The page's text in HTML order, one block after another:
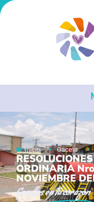
Inicio Gaceta
ORDINARIA
NOVIEMBRE
Cevallosen tu corazón